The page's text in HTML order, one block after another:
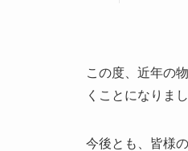
この度、近年の
くことになりまし
今後とも、皆様